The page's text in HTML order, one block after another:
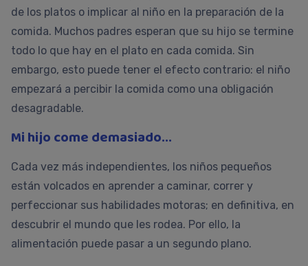
de los platos o implicar al niño en la preparación de la
comida. Muchos padres esperan que su hijo se termine
todo lo que hay en el plato en cada comida. Sin
embargo, esto puede tener el efecto contrario: el niño
empezará a percibir la comida como una obligación
desagradable.
Mi hijo come demasiado...
Cada vez más independientes, los niños pequeños
están volcados en aprender a caminar, correr y
perfeccionar sus habilidades motoras; en definitiva, en
descubrir el mundo que les rodea. Por ello, la
alimentación puede pasar a un segundo plano.